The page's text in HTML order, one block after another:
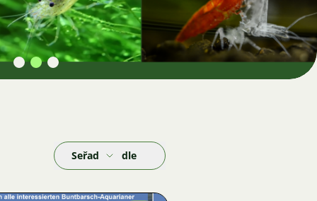
Seřadit podle